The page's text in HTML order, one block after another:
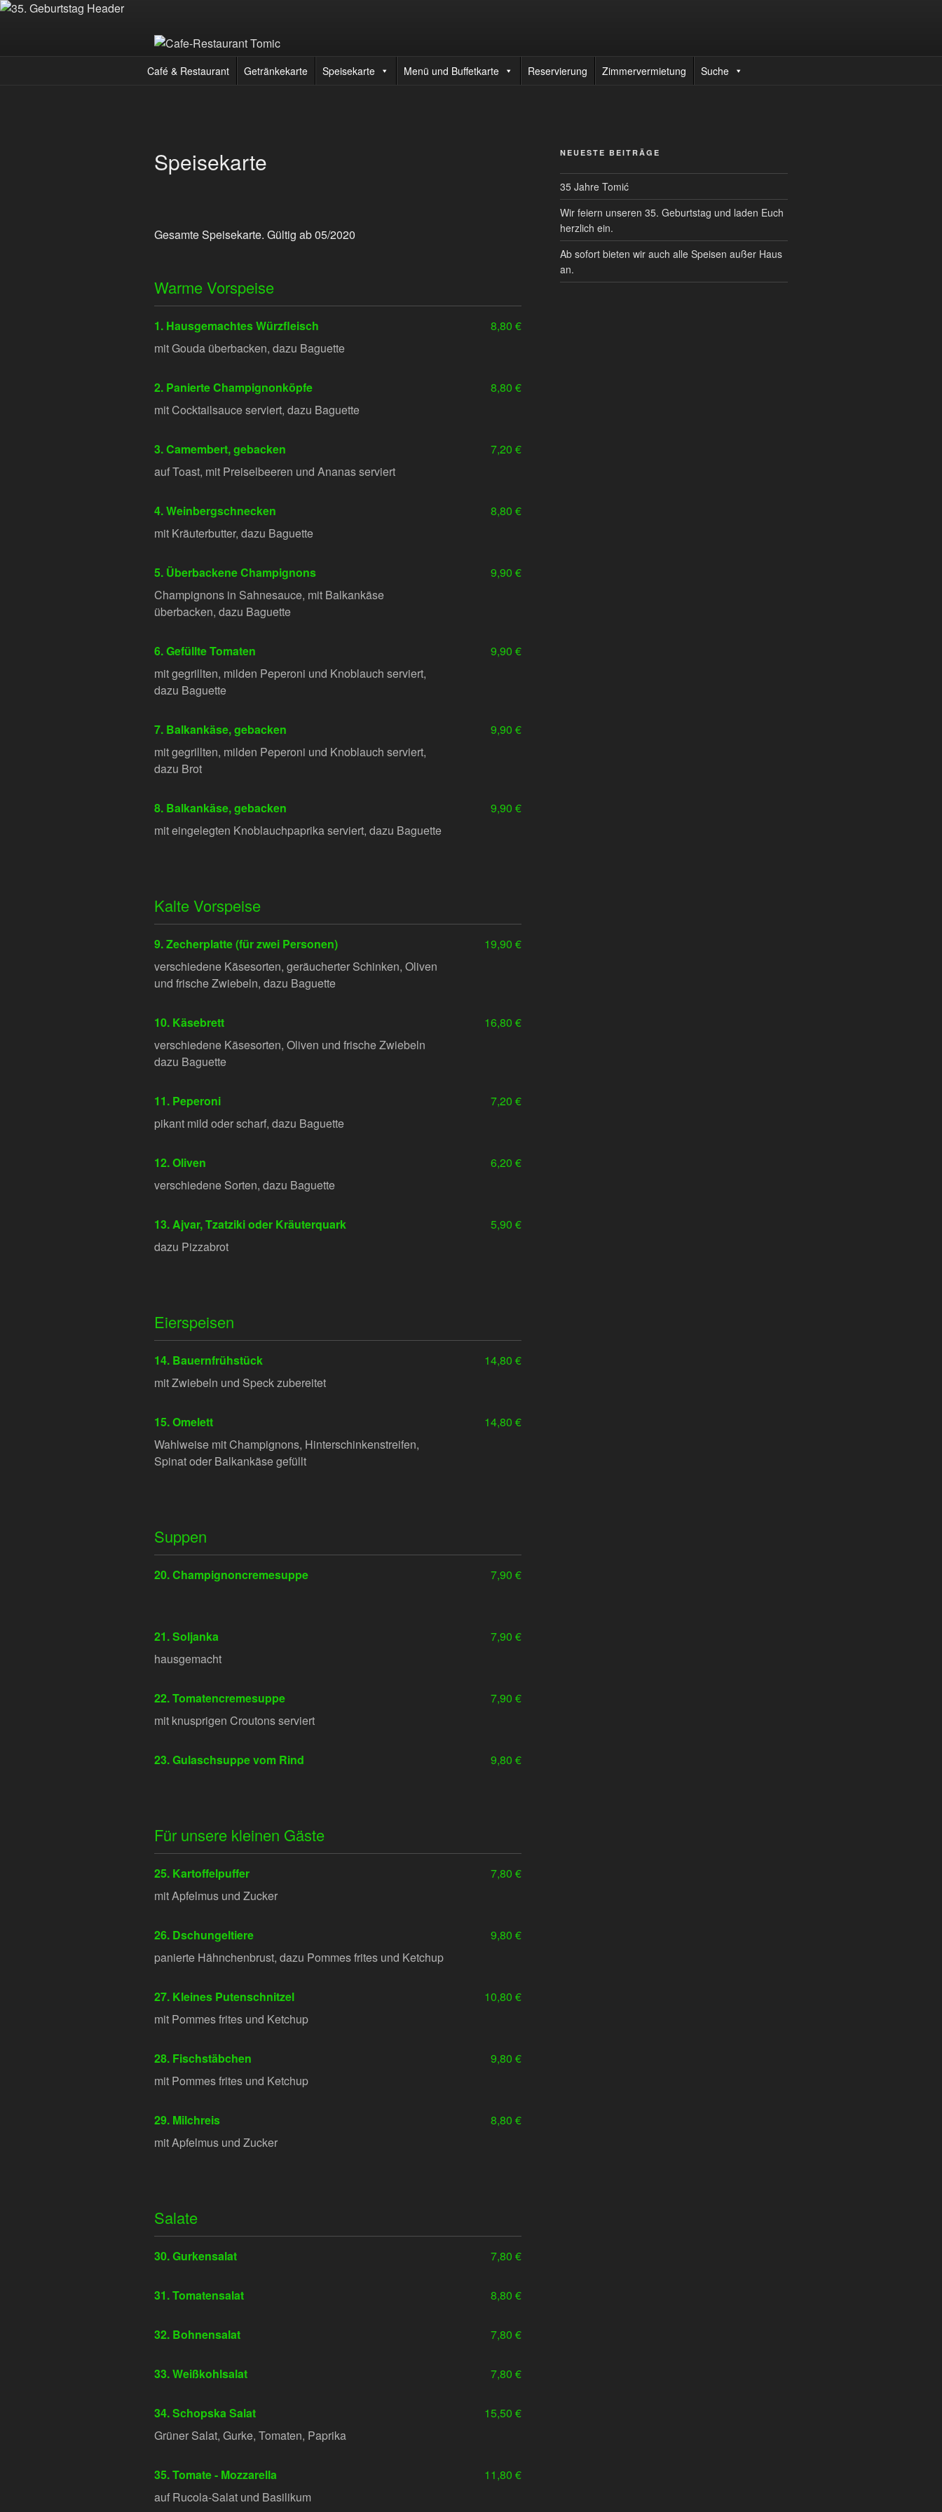
Zum
CAFE-RESTAURANT TOMIC
Deutsch-Kroatisches Spezialitätenrestaurant
Café & Restaurant Getränkekarte Speisekarte Menü und Buffetkarte Reservierung Zimmervermietung Suche
Speisekarte
Gesamte Speisekarte. Gültig ab 05/2020
Warme Vorspeise
1. Hausgemachtes Würzfleisch
8,80 €
mit Gouda überbacken, dazu Baguette
2. Panierte Champignonköpfe
8,80 €
mit Cocktailsauce serviert, dazu Baguette
3. Camembert, gebacken
7,20 €
auf Toast, mit Preiselbeeren und Ananas serviert
4. Weinbergschnecken
8,80 €
mit Kräuterbutter, dazu Baguette
5. Überbackene Champignons
9,90 €
Champignons in Sahnesauce, mit Balkankäse
überbacken, dazu Baguette
6. Gefüllte Tomaten
9,90 €
mit gegrillten, milden Peperoni und Knoblauch serviert,
dazu Baguette
7. Balkankäse, gebacken
9,90 €
mit gegrillten, milden Peperoni und Knoblauch serviert,
dazu Brot
8. Balkankäse, gebacken
9,90 €
mit eingelegten Knoblauchpaprika serviert, dazu Baguette
Kalte Vorspeise
9. Zecherplatte (für zwei Personen)
19,90 €
verschiedene Käsesorten, geräucherter Schinken, Oliven
und frische Zwiebeln, dazu Baguette
10. Käsebrett
16,80 €
verschiedene Käsesorten, Oliven und frische Zwiebeln
dazu Baguette
11. Peperoni
7,20 €
pikant mild oder scharf, dazu Baguette
12. Oliven
6,20 €
verschiedene Sorten, dazu Baguette
13. Ajvar, Tzatziki oder Kräuterquark
5,90 €
dazu Pizzabrot
Eierspeisen
14. Bauernfrühstück
14,80 €
mit Zwiebeln und Speck zubereitet
15. Omelett
14,80 €
Wahlweise mit Champignons, Hinterschinkenstreifen,
Spinat oder Balkankäse gefüllt
Suppen
20. Champignoncremesuppe 7,90 €
21. Soljanka
7,90 €
hausgemacht
22. Tomatencremesuppe
7,90 €
mit knusprigen Croutons serviert
23. Gulaschsuppe vom Rind 9,80 €
Für unsere kleinen Gäste
25. Kartoffelpuffer
7,80 €
mit Apfelmus und Zucker
26. Dschungeltiere
9,80 €
panierte Hähnchenbrust, dazu Pommes frites und Ketchup
27. Kleines Putenschnitzel
10,80 €
mit Pommes frites und Ketchup
28. Fischstäbchen
9,80 €
mit Pommes frites und Ketchup
29. Milchreis
8,80 €
mit Apfelmus und Zucker
Salate
30. Gurkensalat 7,80 €
31. Tomatensalat 8,80 €
32. Bohnensalat 7,80 €
33. Weißkohlsalat 7,80 €
34. Schopska Salat
15,50 €
Grüner Salat, Gurke, Tomaten, Paprika
35. Tomate - Mozzarella
11,80 €
auf Rucola-Salat und Basilikum
NEUESTE BEITRÄGE
35 Jahre Tomić
Wir feiern unseren 35. Geburtstag und laden Euch
herzlich ein.
Ab sofort bieten wir auch alle Speisen außer Haus
an.